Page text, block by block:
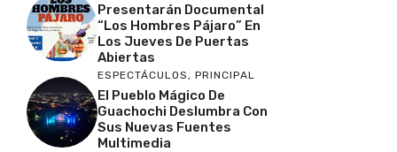
Presentarán Documental
“Los Hombres Pájaro” En
Los Jueves De Puertas
Abiertas
ESPECTÁCULOS , PRINCIPAL
El Pueblo Mágico De
Guachochi Deslumbra Con
Sus Nuevas Fuentes
Multimedia